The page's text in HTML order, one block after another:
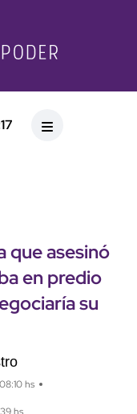
que asesinó
en predio
su
hs